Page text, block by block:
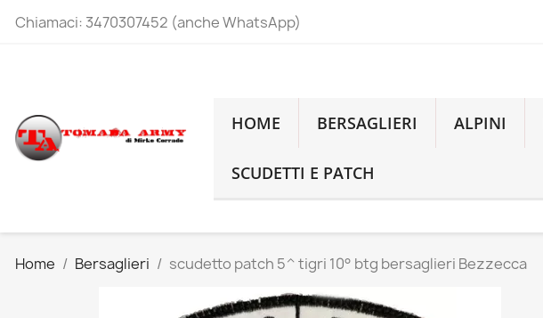
Chiamaci: 3470307452 (anche WhatsApp)
HOME
BERSAGLIERI ALPINI
SCUDETTI E PATCH
Home Bersaglieri scudetto patch 5^ tigri 10° btg bersaglieri Bezzecca